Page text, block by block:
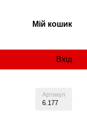
Мій кошик
Вхід
Артикул
6.177